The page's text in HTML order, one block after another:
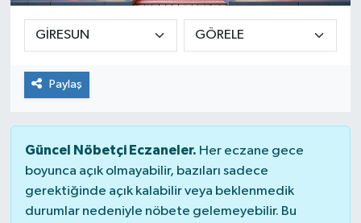
Paylaş
Güncel Nöbetçi Eczaneler. Her eczane gece
boyunca açık olmayabilir, bazıları sadece
gerektiğinde açık kalabilir veya beklenmedik
durumlar nedeniyle nöbete gelemeyebilir. Bu